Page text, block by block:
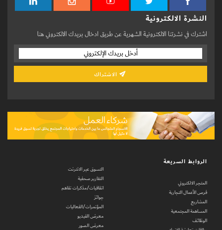
النشرة الالكترونية
اشترك في نشرتنا الالكترونية الشهرية عن طريق ادخال بريدك الالكتروني هنا
الروابط السريعة
المتجر الالكتروني
فرص الأعمال التجارية
المشاريع
المساهمة المجتمعية
الوظائف
التسوق عبر الانترنت
التقارير صحفية
اتفاقيات/مذكرات تفاهم
جوائز
المؤتمرات/الفعاليات
معرض الفيديو
معرض الصور